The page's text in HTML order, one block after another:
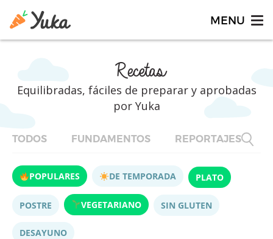
Recetas
Equilibradas, fáciles de preparar y aprobadas
por Yuka
TODOS FUNDAMENTOS REPORTAJES
POPULARES DE TEMPORADA PLATO
POSTRE VEGETARIANO SIN GLUTEN
DESAYUNO